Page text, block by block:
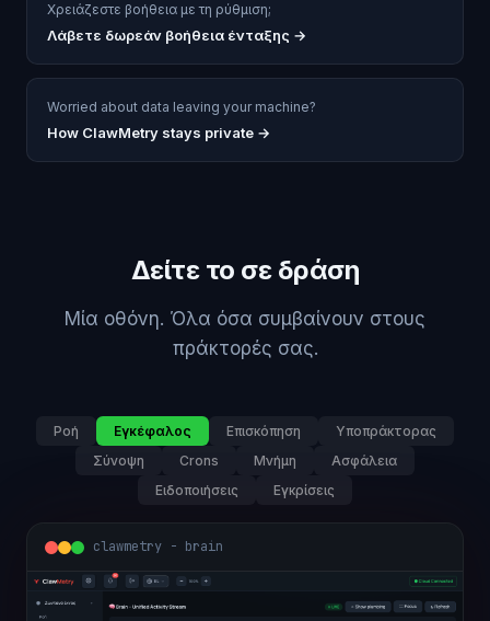
Χρειάζεστε βοήθεια με τη ρύθμιση;
Λάβετε δωρεάν βοήθεια ένταξης →
Worried about data leaving your machine?
How ClawMetry stays private →
Δείτε το σε δράση
Μία οθόνη. Όλα όσα συμβαίνουν στους
πράκτορές σας.
Ροή Εγκέφαλος Επισκόπηση
Υποπράκτορας
Σύνοψη
Crons Μνήμη
Ασφάλεια
Ειδοποιήσεις
Εγκρίσεις
clawmetry - overview